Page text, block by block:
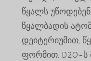
წყალს
წყალბადის
დეიტერიუმით,
ფორმით. D2O-